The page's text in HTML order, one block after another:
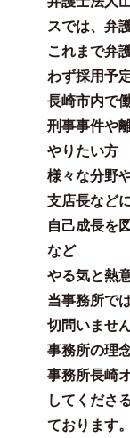
スでは、弁
これまで弁
わず採用予
長崎市内で
刑事事件や
やりたい方
様々な分野
支店長など
自己成長を
など
やる気と熱
当事務所で
切問いません
事務所の理
事務所長崎
してくださ
ております。